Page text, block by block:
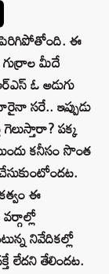
ఈ
గుర్రాల మీదే
ఓ అడుగు
సరే.. ఇప్పుడు
పక్క
కనీసం సొంత
ఈ
నివేదికల్లో
లేదని తేలిందట.